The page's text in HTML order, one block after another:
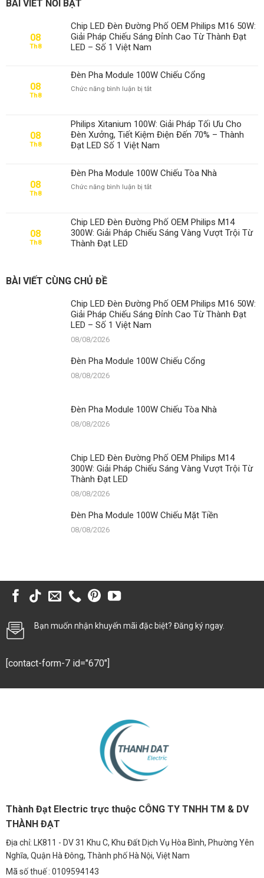
BÀI VIẾT NỔI BẬT
08
Th8
Chip LED Đèn Đường Phố OEM Philips M16 50W:
Giải Pháp Chiếu Sáng Đỉnh Cao Từ Thành Đạt
LED – Số 1 Việt Nam
08
Th8
Đèn Pha Module 100W Chiếu Cổng
Chức năng bình luận bị tắtở
Module
100W
Chiếu
Cổng
08
Th8
Philips Xitanium 100W: Giải Pháp Tối Ưu Cho
Đèn Xưởng, Tiết Kiệm Điện Đến 70% – Thành
Đạt LED Số 1 Việt Nam
08
Th8
Đèn Pha Module 100W Chiếu Tòa Nhà
Chức năng bình luận bị tắtở
Module
100W
Chiếu
08
Th8
Chip LED Đèn Đường Phố OEM Philips M14
300W: Giải Pháp Chiếu Sáng Vàng Vượt Trội Từ
Thành Đạt LED
BÀI VIẾT CÙNG CHỦ ĐỀ
Chip LED Đèn Đường Phố OEM Philips M16 50W:
Giải Pháp Chiếu Sáng Đỉnh Cao Từ Thành Đạt
LED – Số 1 Việt Nam
08/08/2026
Đèn Pha Module 100W Chiếu Cổng
08/08/2026
Đèn Pha Module 100W Chiếu Tòa Nhà
08/08/2026
Chip LED Đèn Đường Phố OEM Philips M14
300W: Giải Pháp Chiếu Sáng Vàng Vượt Trội Từ
Thành Đạt LED
08/08/2026
Đèn Pha Module 100W Chiếu Mặt Tiền
08/08/2026
Bạn muốn nhận khuyến mãi đặc biệt? Đăng ký ngay.
[contact-form-7 id="670"]
Thành Đạt Electric trực thuộc CÔNG TY TNHH TM & DV
THÀNH ĐẠT
Địa chỉ: LK811 - DV 31 Khu C, Khu Đất Dịch Vụ Hòa Bình, Phường Yên
Nghĩa, Quận Hà Đông, Thành phố Hà Nội, Việt Nam
Mã số thuế : 0109594143